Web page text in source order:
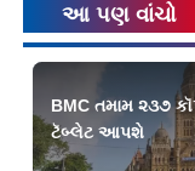
આ પણ વાંચો
BMC તમામ ૨૩૭
ટૅબ્લેટ આપશે